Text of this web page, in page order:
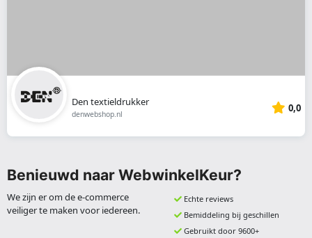
Den textieldrukker
denwebshop.nl 0,0
Benieuwd naar WebwinkelKeur?
We zijn er om de e-commerce
veiliger te maken voor iedereen.
Echte reviews
Bemiddeling bij geschillen
Gebruikt door 9600+